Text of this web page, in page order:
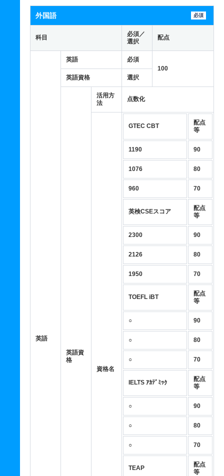
外国語 必須
科目
必須／
選択
配点
英語
英語
必須
100
英語資格
選択
英語資
格
活用方
法
点数化
資格名
GTEC CBT
配点
等
1190 90
1076 80
960 70
英検CSEスコア
配点
等
2300 90
2126 80
1950 70
TOEFL iBT
配点
等
○ 90
○ 80
○ 70
IELTS ｱｶﾃﾞﾐｯｸ
配点
等
○ 90
○ 80
○ 70
TEAP
配点
等